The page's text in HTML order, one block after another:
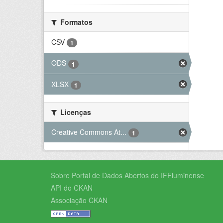
Formatos
CSV
1
ODS 1
XLSX 1
Licenças
Creative Commons At...
1
Sobre Portal de Dados Abertos do IFFluminense
API do CKAN
Associação CKAN